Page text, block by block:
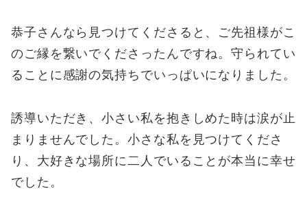
恭子さんなら見つけてくださると、ご先祖様がこ
のご縁を繋いでくださったんですね。守られてい
ることに感謝の気持ちでいっぱいになりました。
誘導いただき、小さい私を抱きしめた時は涙が止
まりませんでした。小さな私を見つけてくださ
り、大好きな場所に二人でいることが本当に幸せ
でした。